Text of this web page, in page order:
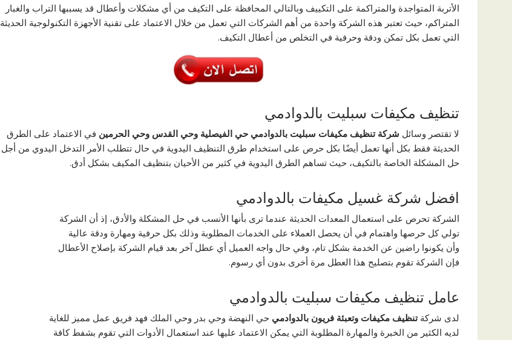
الأتربة المتواجدة والمتراكمة على التكييف وبالتالي المحافظة على التكيف من أي مشكلات وأعطال قد يسببها التراب والغبار
المتراكم، حيث تعتبر هذه الشركة واحدة من أهم الشركات التي تعمل من خلال الاعتماد على تقنية الأجهزة التكنولوجية الحديثة
التي تعمل بكل تمكن ودقة وحرفية في التخلص من أعطال التكيف.
تنظيف مكيفات سبليت بالدوادمي
لا تقتصر وسائل شركة تنظيف مكيفات سبليت بالدوادمي حي الفيصلية وحي القدس وحي الحرمين في الاعتماد على الطرق
الحديثة فقط بكل أنها تعمل أيضًا بكل حرص على استخدام طرق التنظيف اليدوية في حال تتطلب الأمر التدخل اليدوي من أجل
حل المشكلة الخاصة بالتكيف، حيث تساهم الطرق اليدوية في كثير من الأحيان بتنظيف المكيف بشكل أدق.
افضل شركة غسيل مكيفات بالدوادمي
الشركة تحرص على استعمال المعدات الحديثة عندما ترى بأنها الأنسب في حل المشكلة والأدق، إذ أن الشركة
تولي كل حرصها واهتمام في أن يحصل العملاء على الخدمات المطلوبة وذلك بكل حرفية ومهارة ودقة عالية
وأن يكونوا راضين عن الخدمة بشكل تام، وفي حال واجه العميل أي عطل آخر بعد قيام الشركة بإصلاح الأعطال
فإن الشركة تقوم بتصليح هذا العطل مرة أخرى بدون أي رسوم.
عامل تنظيف مكيفات سبليت بالدوادمي
لدى شركة تنظيف مكيفات وتعبئة فريون بالدوادمي حي النهضة وحي بدر وحي الملك فهد فريق عمل مميز للغاية
لديه الكثير من الخبرة والمهارة المطلوبة التي يمكن الاعتماد عليها عند استعمال الأدوات التي تقوم بشفط كافة